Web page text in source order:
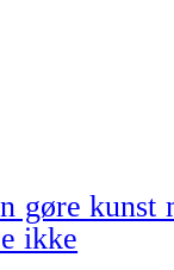
gøre kunst
ikke